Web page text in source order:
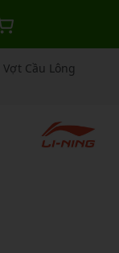
Vợt Cầu Lông